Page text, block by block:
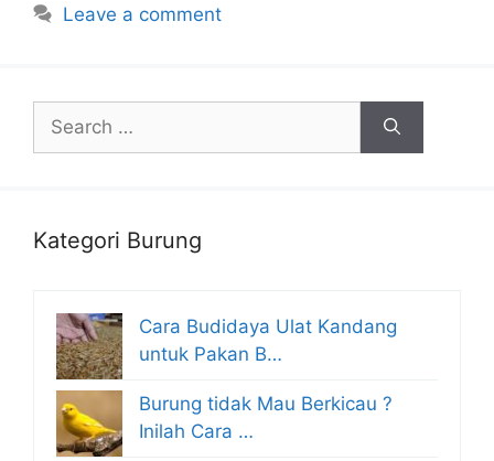
Leave a comment
Search
for:
Kategori Burung
Cara Budidaya Ulat Kandang
untuk Pakan B…
Burung tidak Mau Berkicau ?
Inilah Cara …